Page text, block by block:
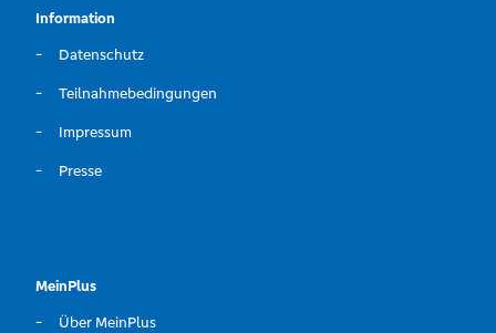
Information
Datenschutz
Teilnahmebedingungen
Impressum
Presse
MeinPlus
Über MeinPlus